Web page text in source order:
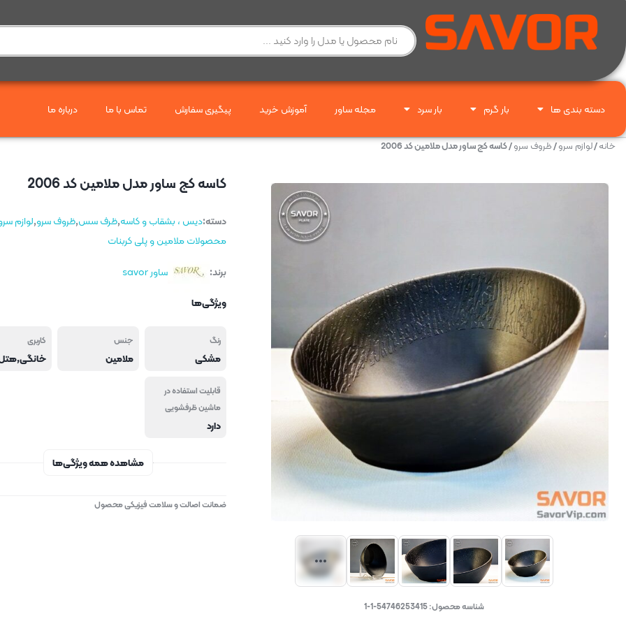
دسته بندی ها بار گرم بار سرد مجله ساور آموزش خرید پیگیری سفارش تماس با ما درباره ما
خانه/لوازم سرو/ظروف سرو/ کاسه کج ساور مدل ملامین کد 2006
شناسه محصول:54746253415-1-1
کاسه کج ساور مدل ملامین کد 2006
دسته:دیس ، بشقاب و کاسه,ظرف سس,ظروف سرو,لوازم
محصولات ملامین و پلی کربنات
برند:
ساور savor
ویژگی‌ها
رنگ
مشکی
جنس
ملامین
کاربری
قابلیت استفاده در
ماشین ظرفشویی
دارد
مشاهده همه ویژگی‌ها
ضمانت اصالت و سلامت فیزیکی محصول